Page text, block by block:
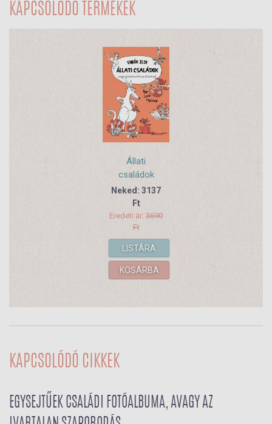
KAPCSOLÓDÓ TERMÉKEK
Állati
családok
Neked: 3137
Ft
Eredeti ár: 3690
Ft
LISTÁRA
KOSÁRBA
KAPCSOLÓDÓ CIKKEK
EGYSEJTŰEK CSALÁDI FOTÓALBUMA, AVAGY AZ